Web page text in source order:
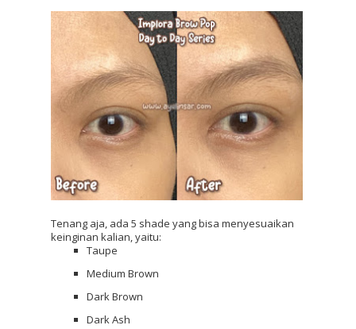
Tenang aja, ada 5 shade yang bisa menyesuaikan
keinginan kalian, yaitu:
Taupe
Medium Brown
Dark Brown
Dark Ash